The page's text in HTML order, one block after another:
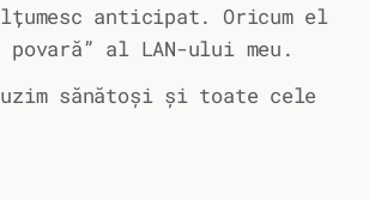
anticipat. Oricum el
al LAN-ului meu.
sănătoși și toate cele